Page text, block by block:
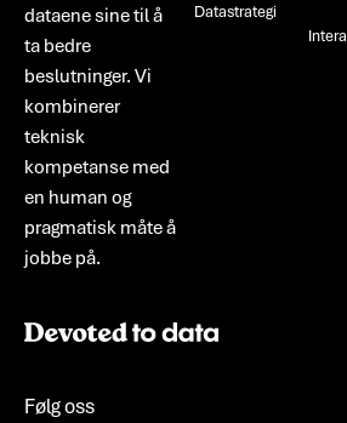
dataene sine til å
ta bedre
beslutninger. Vi
kombinerer
teknisk
kompetanse med
en human og
pragmatisk måte å
jobbe på.
Følg oss
Datastrategi
Intera